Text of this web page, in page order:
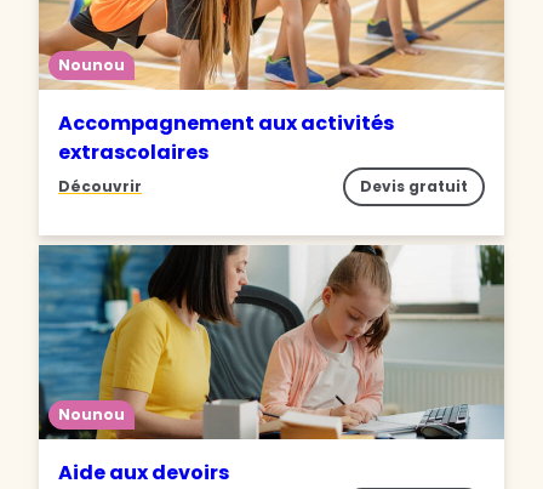
Nounou
Accompagnement aux activités
extrascolaires
Découvrir Devis gratuit
Nounou
Aide aux devoirs